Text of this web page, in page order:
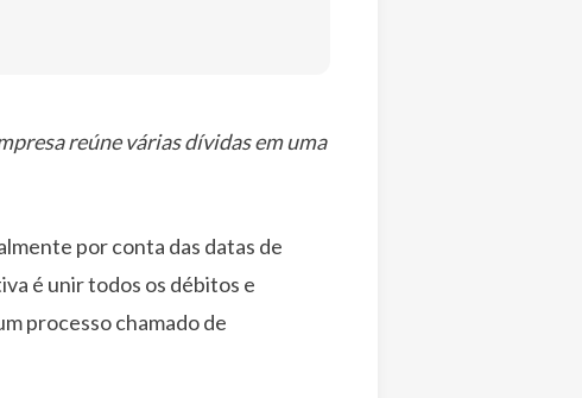
reúne várias dívidas em uma
por conta das datas de
é unir todos os débitos e
processo chamado de